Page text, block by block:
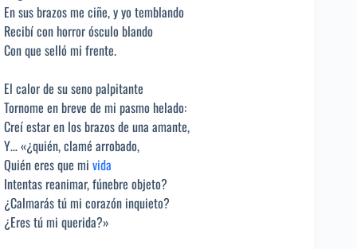
En sus brazos me ciñe, y yo temblando
Recibí con horror ósculo blando
Con que selló mi frente.
El calor de su seno palpitante
Tornome en breve de mi pasmo helado:
Creí estar en los brazos de una amante,
Y… «¿quién, clamé arrobado,
Quién eres que mi vida
Intentas reanimar, fúnebre objeto?
¿Calmarás tú mi corazón inquieto?
¿Eres tú mi querida?»